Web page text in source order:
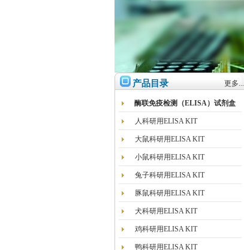
产品目录 更多...
酶联免疫检测（ELISA）试剂盒
人科研用ELISA KIT
大鼠科研用ELISA KIT
小鼠科研用ELISA KIT
兔子科研用ELISA KIT
豚鼠科研用ELISA KIT
犬科研用ELISA KIT
鸡科研用ELISA KIT
鸭科研用ELISA KIT